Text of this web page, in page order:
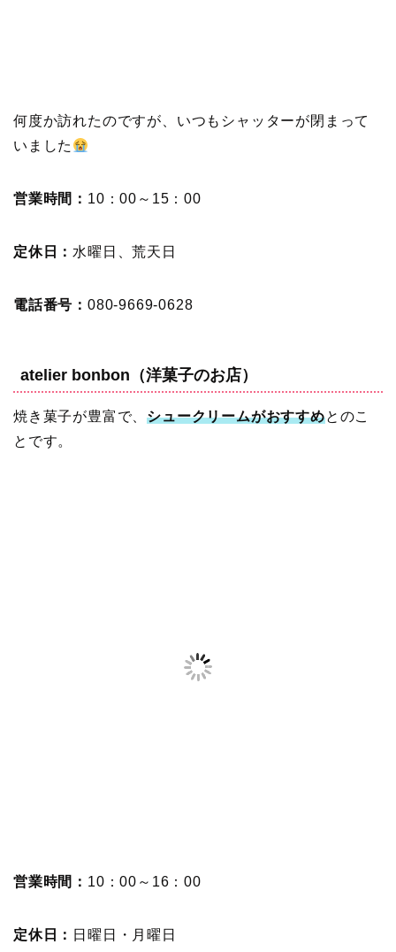
何度か訪れたのですが、いつもシャッターが閉まって
いました
営業時間： 10：00～15：00
定休日： 水曜日、荒天日
電話番号： 080-9669-0628
atelier bonbon（洋菓子のお店）
焼き菓子が豊富で、シュークリームがおすすめとのこ
とです。
営業時間： 10：00～16：00
定休日： 日曜日・月曜日